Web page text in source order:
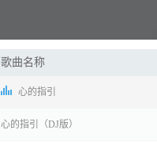
歌曲名称
心的指引
心的指引（DJ版）